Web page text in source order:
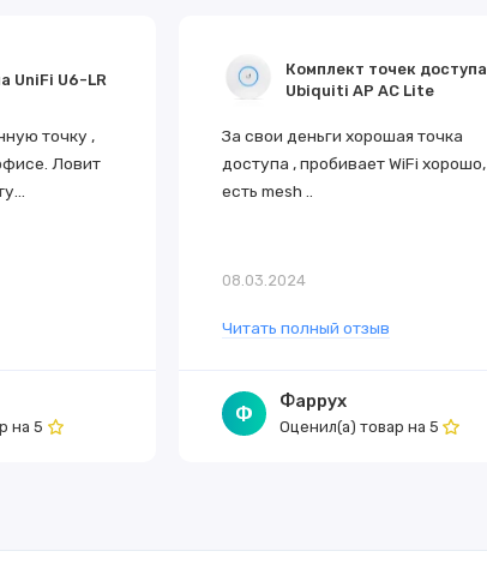
100–240 В
Гц
для блоков питания:2
энергопотребление без насадок:
UniFi U6-LR
точку ,
Ловит
на5
Комплект точек доступа
Ubiquiti AP AC Lite
За свои деньги хорошая точка
доступа , пробивает WiFi хорошо,
есть mesh ..
08.03.2024
Читать полный отзыв
Ф
Фаррух
Оценил(а) товар на 5